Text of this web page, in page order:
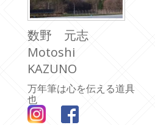
数野 元志
Motoshi
KAZUNO
万年筆は心を伝える道具
也